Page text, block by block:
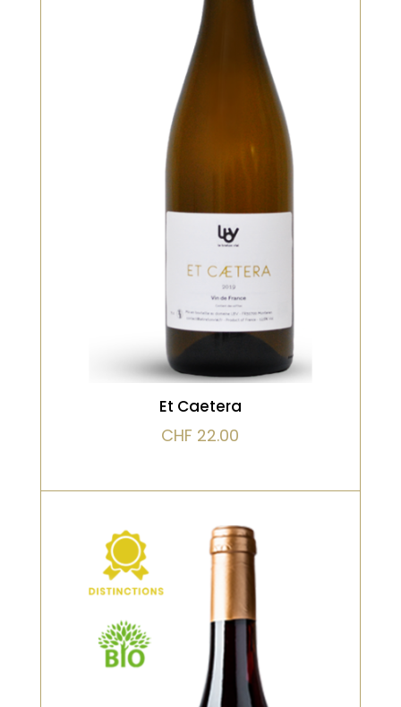
Blanc, Bio
Vendange manuelle, presse direct.
Fermentation naturelle pour la
moitié de la cuvée en barrique de 3
bouche, on retrouve une belle
rondeur. Ce vin est long en bouche
VOIR LE PRODUIT
Et Caetera
CHF 22.00